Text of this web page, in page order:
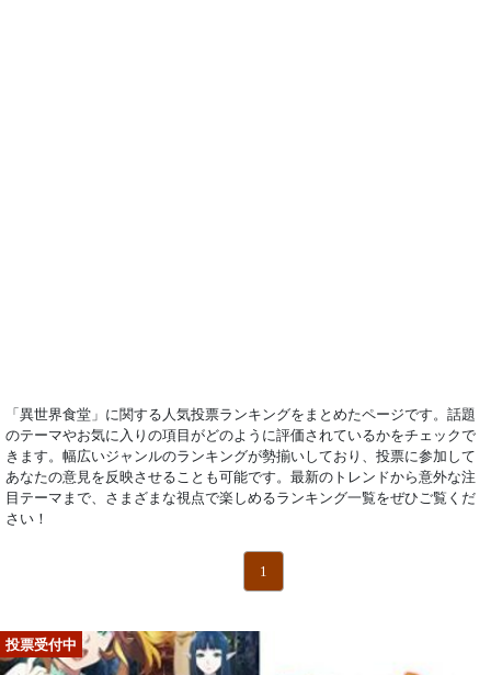
「異世界食堂」に関する人気投票ランキングをまとめたページです。話題
のテーマやお気に入りの項目がどのように評価されているかをチェックで
きます。幅広いジャンルのランキングが勢揃いしており、投票に参加して
あなたの意見を反映させることも可能です。最新のトレンドから意外な注
目テーマまで、さまざまな視点で楽しめるランキング一覧をぜひご覧くだ
さい！
1